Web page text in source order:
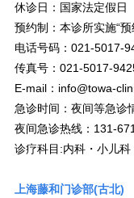
休诊日：国家法定假日
预约制：本诊所实施“预
电话号码：021-5017-
传真号：021-5017-
E-mail： info@towa-
急诊时间：夜间等急诊
夜间急诊热线：131-
诊疗科目:内科・小儿
上海藤和门诊部(古北)